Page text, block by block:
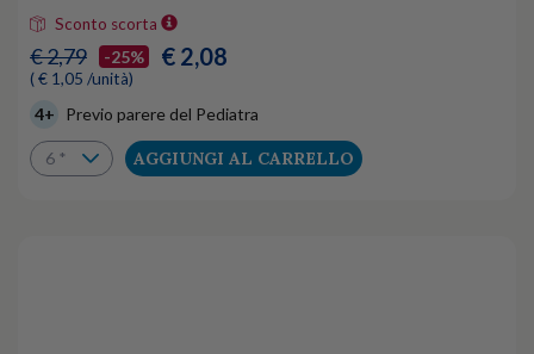
Sconto scorta
€ 2,79 -25% € 2,08
( € 1,05 /unità)
4+ Previo parere del Pediatra
AGGIUNGI AL CARRELLO